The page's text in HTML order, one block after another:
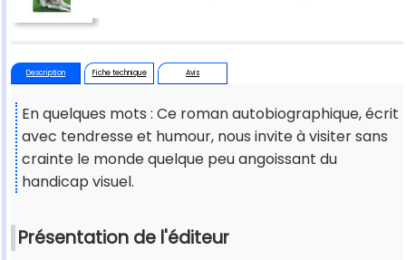
Description Fiche technique Avis
En quelques mots : Ce roman autobiographique, écrit
avec tendresse et humour, nous invite à visiter sans
crainte le monde quelque peu angoissant du
handicap visuel.
Présentation de l'éditeur